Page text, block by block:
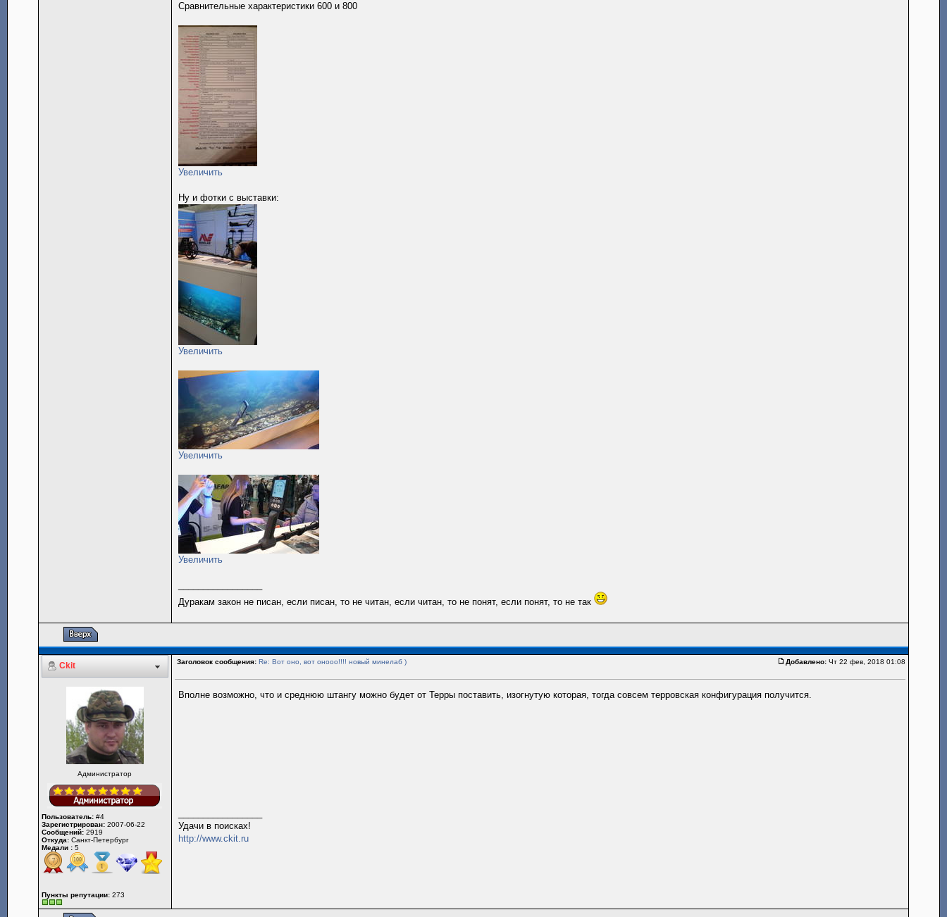
Сравнительные характеристики 600 и 800
Увеличить
Ну и фотки с выставки:
Увеличить
Увеличить
Увеличить
Дуракам закон не писан, если писан, то не читан, если читан, то не понят, если понят, то не так
Ckit Заголовок сообщения: Re: Вот оно, вот онооо!!!! новый минелаб ) Добавлено:Чт 22 фев, 2018 01:08
Администратор
Пользователь:#4
Зарегистрирован:2007-06-22
Сообщений:2919
Откуда:Санкт-Петербург
Медали :5
Пункты репутации:273
Вполне возможно, что и среднюю штангу можно будет от Терры поставить, изогнутую которая, тогда совсем терровская конфигурация получится.
Удачи в поисках!
http://www.ckit.ru